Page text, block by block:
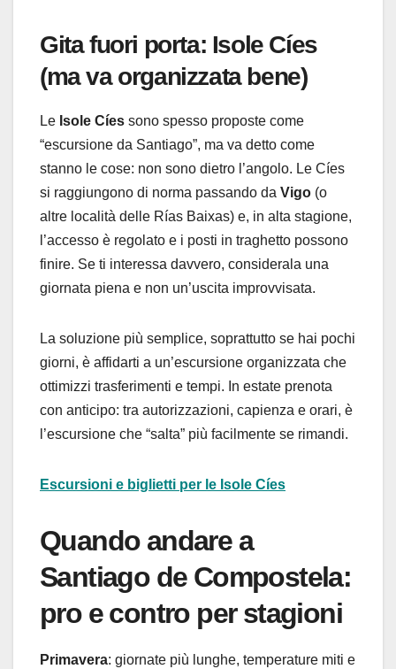
Gita fuori porta: Isole Cíes
(ma va organizzata bene)
Le Isole Cíes sono spesso proposte come
“escursione da Santiago”, ma va detto come
stanno le cose: non sono dietro l’angolo. Le Cíes
si raggiungono di norma passando da Vigo (o
altre località delle Rías Baixas) e, in alta stagione,
l’accesso è regolato e i posti in traghetto possono
finire. Se ti interessa davvero, considerala una
giornata piena e non un’uscita improvvisata.
La soluzione più semplice, soprattutto se hai pochi
giorni, è affidarti a un’escursione organizzata che
ottimizzi trasferimenti e tempi. In estate prenota
con anticipo: tra autorizzazioni, capienza e orari, è
l’escursione che “salta” più facilmente se rimandi.
Escursioni e biglietti per le Isole Cíes
Quando andare a
Santiago de Compostela:
pro e contro per stagioni
Primavera: giornate più lunghe, temperature miti e